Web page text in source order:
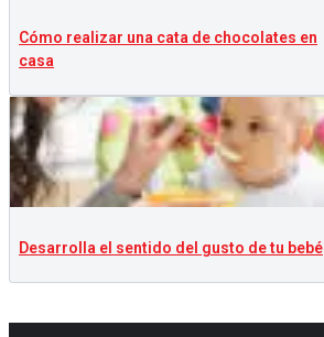
Cómo realizar una cata de chocolates en
casa
Desarrolla el sentido del gusto de tu bebé